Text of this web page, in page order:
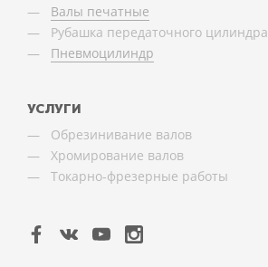
Валы печатные
Рубашка передаточного цилиндра
Пневмоцилиндр
УСЛУГИ
Обрезинивание валов
Хромирование валов
Токарно-фрезерные работы